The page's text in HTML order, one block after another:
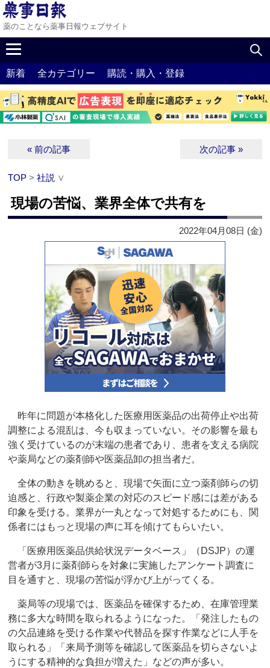
薬のことなら薬事日報ウェブサイト
新着 全カテゴリー 購読・購入・登録
« 前の記事 次の記事 »
TOP >社説 ∨
現場の苦悩、業界全体で共有を
2022年04月08日 (金)
昨年に問題が本格化した医療用医薬品の出荷停止や出荷
調整による混乱は、今も収まっていない。その影響を最も
強く受けているのが末端の患者であり、患者を支える病院
や薬局などの薬剤師や医薬品卸の担当者だ。
全体の動きを眺めると、現場で矢面に立つ薬剤師らの切
迫感と、行政や製薬企業の対応のスピード感には差がある
印象を受ける。業界が一丸となって対処するためにも、関
係者にはもっと現場の声に耳を傾けてもらいたい。
「医療用医薬品供給状況データベース」（DSJP）の運
営者が3月に薬剤師らを対象に実施したアンケート調査に
目を通すと、現場の苦悩が浮かび上がってくる。
薬局等の現場では、医薬品を確保するため、在庫管理業
務に多大な時間を取られるようになった。「発注したもの
の欠品連絡を受ける作業や代替品を探す作業などに人手を
取られる」「来局予測等を確認して医薬品を切らさないよ
うにする精神的な負担が増えた」などの声が多い。